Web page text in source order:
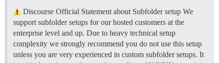
Discourse Official Statement about Subfolder setup We
support subfolder setups for our hosted customers at the
enterprise level and up. Due to heavy technical setup
complexity we strongly recommend you do not use this setup
unless you are very experienced in custom subfolder setups. It